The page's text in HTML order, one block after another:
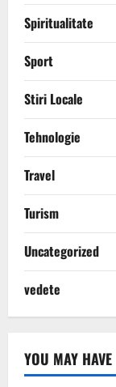
Spiritualitate
Sport
Stiri Locale
Tehnologie
Travel
Turism
Uncategorized
vedete
YOU MAY